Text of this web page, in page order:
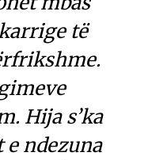
të
Hija s’ka
ndezuna